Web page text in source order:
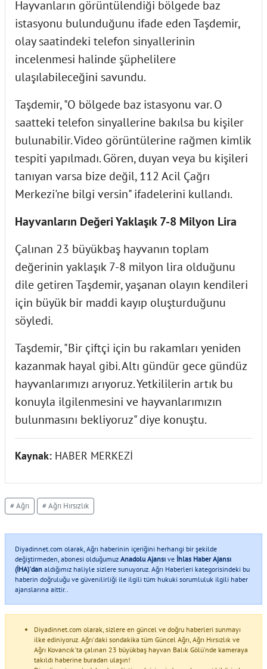
Hayvanların görüntülendiği bölgede baz
istasyonu bulunduğunu ifade eden Taşdemir,
olay saatindeki telefon sinyallerinin
incelenmesi halinde şüphelilere
ulaşılabileceğini savundu.
Taşdemir, "O bölgede baz istasyonu var. O
saatteki telefon sinyallerine bakılsa bu kişiler
bulunabilir. Video görüntülerine rağmen kimlik
tespiti yapılmadı. Gören, duyan veya bu kişileri
tanıyan varsa bize değil, 112 Acil Çağrı
Merkezi'ne bilgi versin" ifadelerini kullandı.
Hayvanların Değeri Yaklaşık 7-8 Milyon Lira
Çalınan 23 büyükbaş hayvanın toplam
değerinin yaklaşık 7-8 milyon lira olduğunu
dile getiren Taşdemir, yaşanan olayın kendileri
için büyük bir maddi kayıp oluşturduğunu
söyledi.
Taşdemir, "Bir çiftçi için bu rakamları yeniden
kazanmak hayal gibi. Altı gündür gece gündüz
hayvanlarımızı arıyoruz. Yetkililerin artık bu
konuyla ilgilenmesini ve hayvanlarımızın
bulunmasını bekliyoruz" diye konuştu.
Kaynak: HABER MERKEZİ
# Ağrı # Ağrı Hırsızlık
Diyadinnet.com olarak, Ağrı haberinin içeriğini herhangi bir şekilde
değiştirmeden, abonesi olduğumuz Anadolu Ajansı ve İhlas Haber Ajansı
(İHA)'dan aldığımız haliyle sizlere sunuyoruz. Ağrı Haberleri kategorisindeki bu
haberin doğruluğu ve güvenilirliği ile ilgili tüm hukuki sorumluluk ilgili haber
ajanslarına aittir..
Diyadinnet.com olarak, sizlere en güncel ve doğru haberleri sunmayı
ilke ediniyoruz. Ağrı'daki sondakika tüm Güncel Ağrı, Ağrı Hırsızlık ve
Ağrı Kovancık'ta çalınan 23 büyükbaş hayvan Balık Gölü'nde kameraya
takıldı haberine buradan ulaşın!